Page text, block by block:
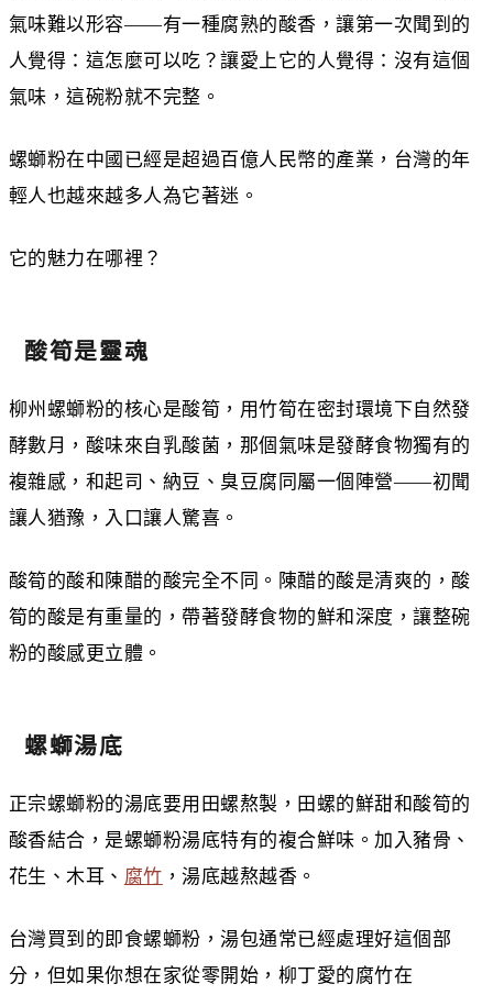
氣味難以形容——有一種腐熟的酸香，讓第一次聞到的
人覺得：這怎麼可以吃？讓愛上它的人覺得：沒有這個
氣味，這碗粉就不完整。
螺螄粉在中國已經是超過百億人民幣的產業，台灣的年
輕人也越來越多人為它著迷。
它的魅力在哪裡？
酸筍是靈魂
柳州螺螄粉的核心是酸筍，用竹筍在密封環境下自然發
酵數月，酸味來自乳酸菌，那個氣味是發酵食物獨有的
複雜感，和起司、納豆、臭豆腐同屬一個陣營——初聞
讓人猶豫，入口讓人驚喜。
酸筍的酸和陳醋的酸完全不同。陳醋的酸是清爽的，酸
筍的酸是有重量的，帶著發酵食物的鮮和深度，讓整碗
粉的酸感更立體。
螺螄湯底
正宗螺螄粉的湯底要用田螺熬製，田螺的鮮甜和酸筍的
酸香結合，是螺螄粉湯底特有的複合鮮味。加入豬骨、
花生、木耳、 腐竹 ，湯底越熬越香。
台灣買到的即食螺螄粉，湯包通常已經處理好這個部
分，但如果你想在家從零開始，柳丁愛的腐竹在